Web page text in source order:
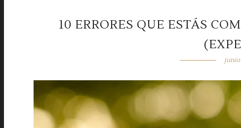
10 ERRORES QUE ESTÁS
junio